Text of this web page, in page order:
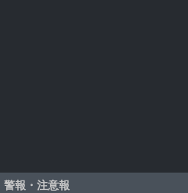
警報・注意報